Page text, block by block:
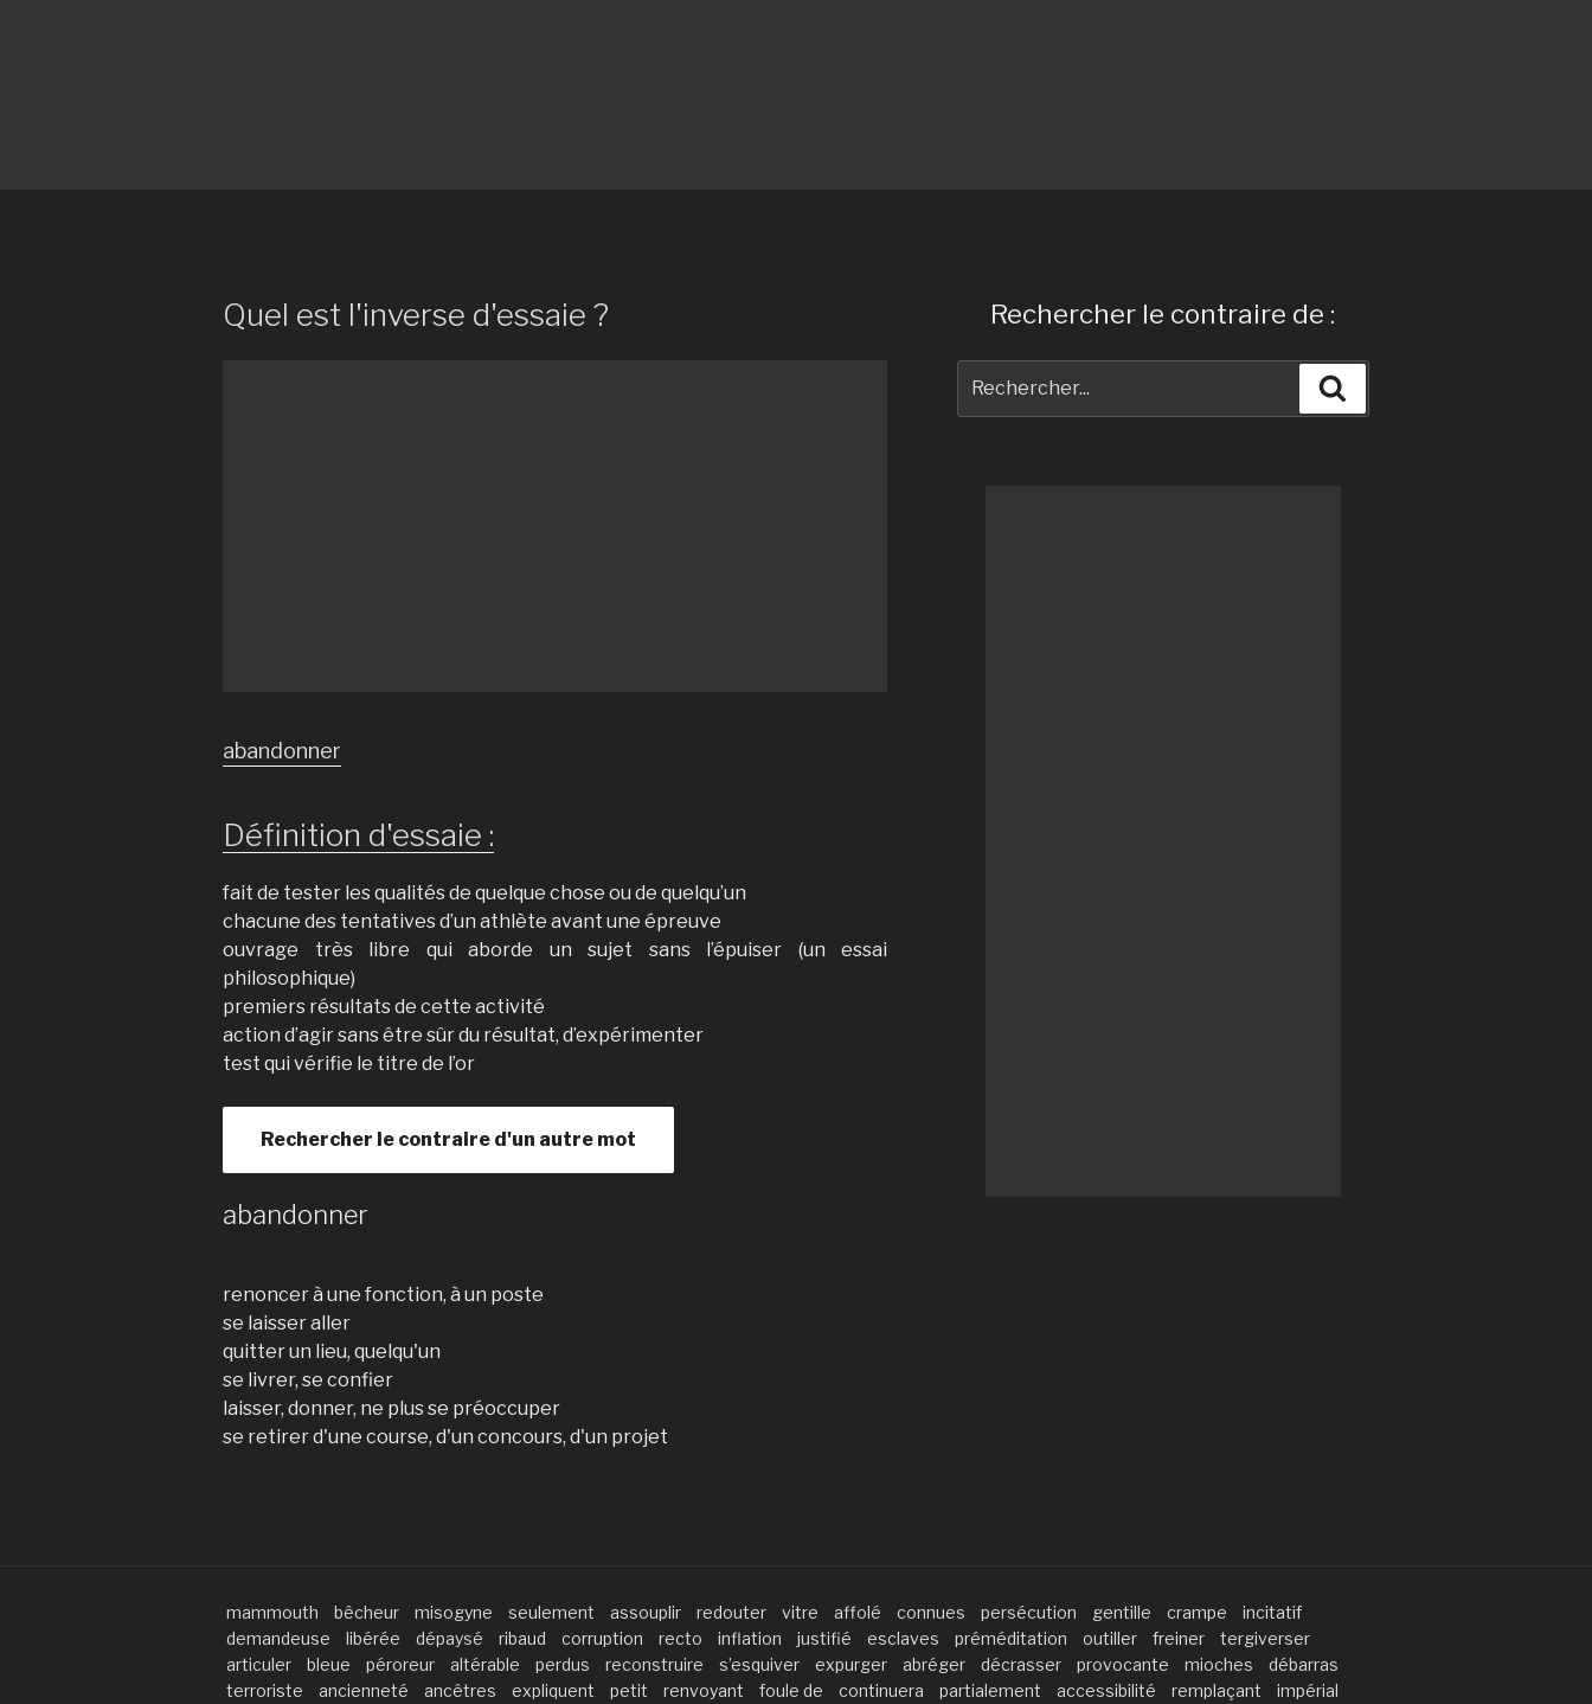
Quel est l'inverse d'essaie ?
abandonner
Définition d'essaie :
fait de tester les qualités de quelque chose ou de quelqu’un
chacune des tentatives d’un athlète avant une épreuve
ouvrage très libre qui aborde un sujet sans l’épuiser (un essai
philosophique)
premiers résultats de cette activité
action d’agir sans être sûr du résultat, d’expérimenter
test qui vérifie le titre de l’or
Rechercher le contraire d'un autre mot
abandonner
renoncer à une fonction, à un poste
se laisser aller
quitter un lieu, quelqu'un
se livrer, se confier
laisser, donner, ne plus se préoccuper
se retirer d'une course, d'un concours, d'un projet
Rechercher le contraire de :
pour
mammouth bêcheur misogyne seulement assouplir redouter vitre affolé connues persécution gentille crampe
incitatif
demandeuse
libérée dépaysé ribaud corruption recto inflation justifié esclaves préméditation outiller freiner
tergiverser
articuler
bleue péroreur altérable perdus reconstruire s’esquiver expurger abréger décrasser provocante mioches
débarras
terroriste
ancienneté ancêtres expliquent petit renvoyant foule de continuera partialement accessibilité remplaçant
impérial